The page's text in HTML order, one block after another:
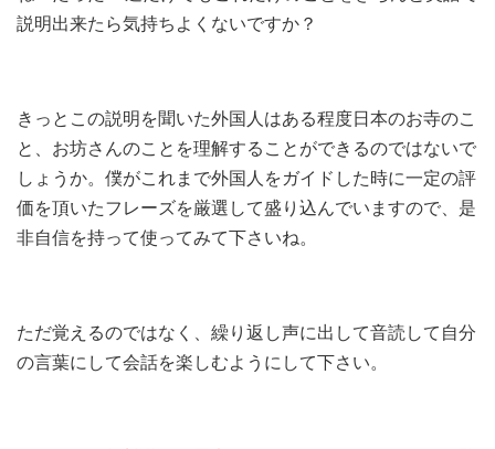
説明出来たら気持ちよくないですか？
きっとこの説明を聞いた外国人はある程度日本のお寺のこ
と、お坊さんのことを理解することができるのではないで
しょうか。僕がこれまで外国人をガイドした時に一定の評
価を頂いたフレーズを厳選して盛り込んでいますので、是
非自信を持って使ってみて下さいね。
ただ覚えるのではなく、繰り返し声に出して音読して自分
の言葉にして会話を楽しむようにして下さい。